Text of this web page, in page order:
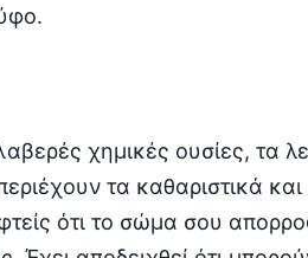
χημικές ουσίες, τα
τα καθαριστικά
ότι το σώμα σου